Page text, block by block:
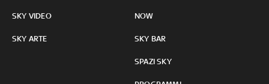
SKY VIDEO
SKY ARTE
NOW
SKY BAR
SPAZI SKY